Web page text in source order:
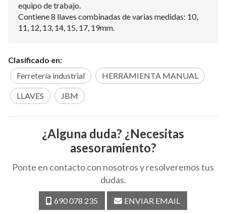
equipo de trabajo.
Contiene 8 llaves combinadas de varias medidas: 10,
11, 12, 13, 14, 15, 17, 19mm.
Clasificado en:
Ferretería industrial
HERRAMIENTA MANUAL
LLAVES JBM
¿Alguna duda? ¿Necesitas
asesoramiento?
Ponte en contacto con nosotros y resolveremos tus
dudas.
690 078 235 ENVIAR EMAIL